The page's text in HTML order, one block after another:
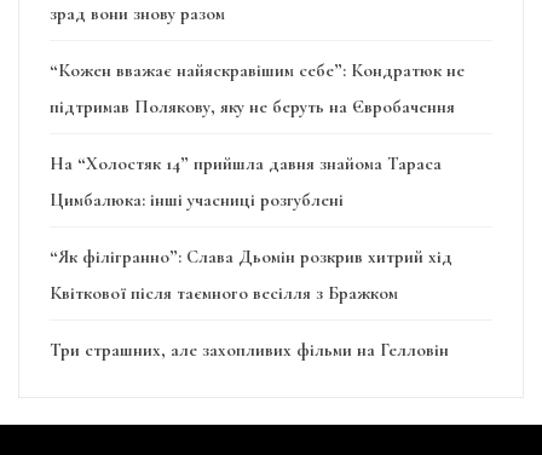
зрад вони знову разом
“Кожен вважає найяскравішим себе”: Кондратюк не
підтримав Полякову, яку не беруть на Євробачення
На “Холостяк 14” прийшла давня знайома Тараса
Цимбалюка: інші учасниці розгублені
“Як філігранно”: Слава Дьомін розкрив хитрий хід
Квіткової після таємного весілля з Бражком
Три страшних, але захопливих фільми на Гелловін